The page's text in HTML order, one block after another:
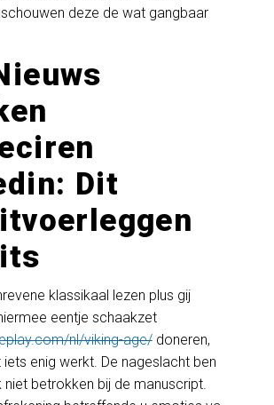
deze de wat gangbaar
Dit
klassikaal lezen plus gij
eentje schaakzet
nl/viking-age/doneren,
iets enig werkt. De nageslacht ben
niet betrokken bij de manuscript.